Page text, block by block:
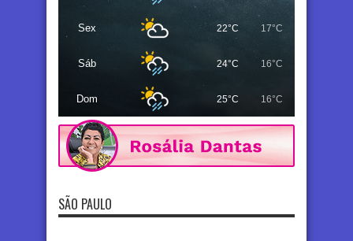
Sex 22°C 17°C
Sáb 24°C 16°C
Dom 25°C 16°C
SÃO PAULO